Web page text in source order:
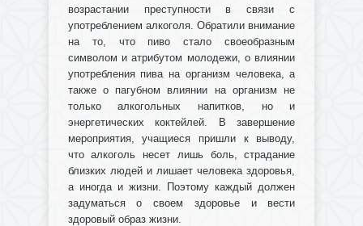
возрастании преступности в связи с
употреблением алкоголя. Обратили внимание
на то, что пиво стало своеобразным
символом и атрибутом молодежи, о влиянии
употребления пива на организм человека, а
также о пагубном влиянии на организм не
только алкогольных напитков, но и
энергетических коктейлей. В завершение
мероприятия, учащиеся пришли к выводу,
что алкоголь несет лишь боль, страдание
близких людей и лишает человека здоровья,
а иногда и жизни. Поэтому каждый должен
задуматься о своем здоровье и вести
здоровый образ жизни.